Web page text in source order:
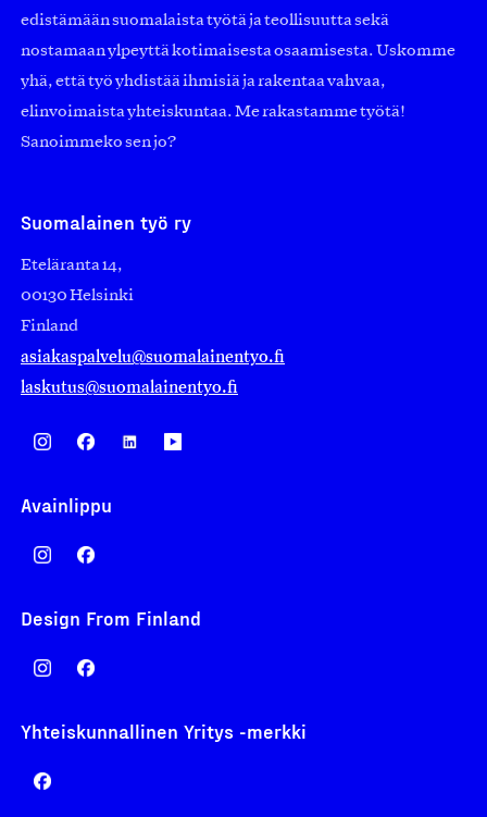
edistämään suomalaista työtä ja teollisuutta sekä
nostamaan ylpeyttä kotimaisesta osaamisesta. Uskomme
yhä, että työ yhdistää ihmisiä ja rakentaa vahvaa,
elinvoimaista yhteiskuntaa. Me rakastamme työtä!
Sanoimmeko sen jo?
Suomalainen työ ry
Eteläranta 14,
00130 Helsinki
Finland
asiakaspalvelu@suomalainentyo.fi
laskutus@suomalainentyo.fi
Avainlippu
Design From Finland
Yhteiskunnallinen Yritys -merkki